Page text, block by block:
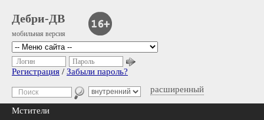
Дебри-ДВ
мобильная версия
расширенный
Логин Пароль
Регистрация / Забыли пароль?
Мстители